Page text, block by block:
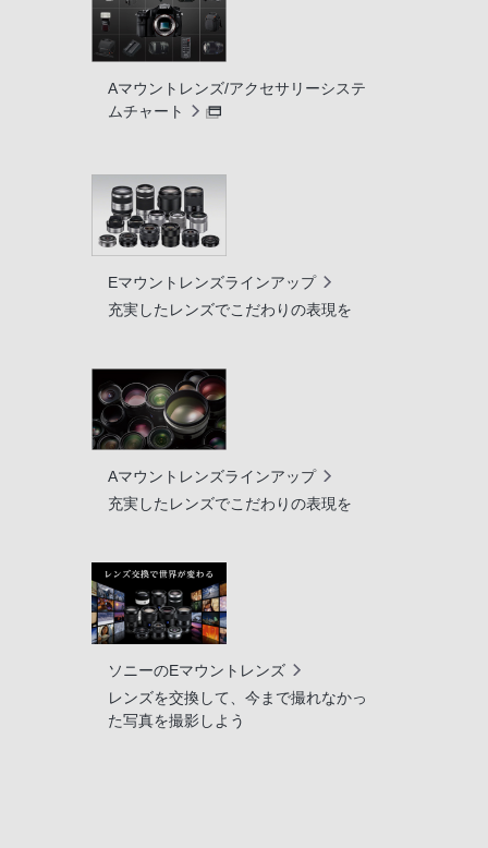
Aマウントレンズ/アクセサリーシステ
ムチャート
Eマウントレンズラインアップ
充実したレンズでこだわりの表現を
Aマウントレンズラインアップ
充実したレンズでこだわりの表現を
ソニーのEマウントレンズ
レンズを交換して、今まで撮れなかっ
た写真を撮影しよう